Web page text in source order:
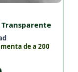
de a 200